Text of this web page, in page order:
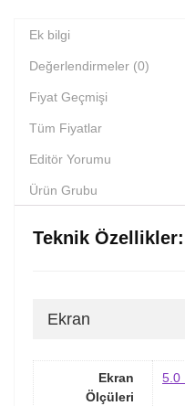
Ek bilgi
Değerlendirmeler (0)
Fiyat Geçmişi
Tüm Fiyatlar
Editör Yorumu
Ürün Grubu
Teknik Özellikler:
Ekran
Ekran
Ölçüleri
5.0